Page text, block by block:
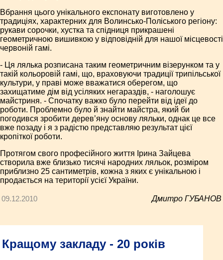
Вбрання цього унікального експонату виготовлено у
традиціях, характерних для Волинсько-Поліського регіону:
рукави сорочки, хустка та спідниця прикрашені
геометричною вишивкою у відповідній для нашої місцевості
червоній гамі.
- Ця лялька розписана таким геометричним візерунком та у
такій кольоровій гамі, що, враховуючи традиції трипільської
культури, у праві може вважатися оберегом, що
захищатиме дім від усіляких негараздів, - наголошує
майстриня. - Спочатку важко було перейти від ідеї до
роботи. Проблемно було й знайти майстра, який би
погодився зробити дерев’яну основу ляльки, однак це все
вже позаду і я з радістю представляю результат цієї
кропіткої роботи.
Протягом свого професійного життя Ірина Зайцева
створила вже близько тисячі народних ляльок, розміром
приблизно 25 сантиметрів, кожна з яких є унікальною і
продається на території усієї України.
09.12.2010 Дмитро ГУБАНОВ
Кращому закладу - 20 років